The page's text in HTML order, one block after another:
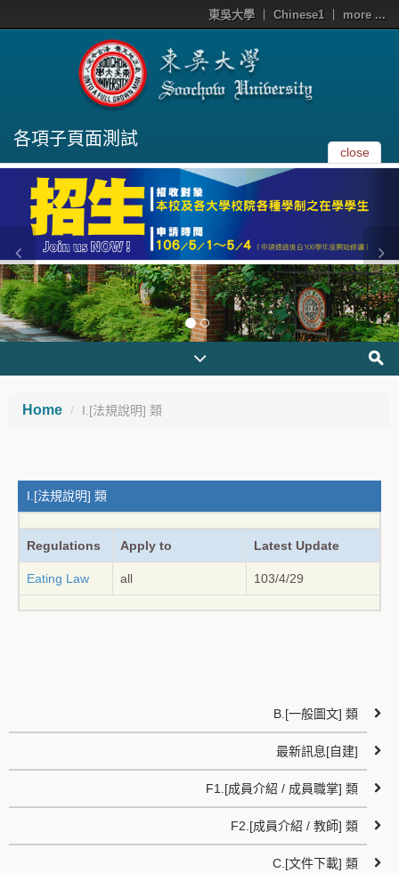
東吳大學 Chinese1 more ...
各項子頁面測試
close
Home I.[法規說明] 類
I.[法規說明] 類
Regulations Apply to Latest Update
Eating Law all 103/4/29
B.[一般圖文] 類
最新訊息[自建]
F1.[成員介紹 / 成員職掌] 類
F2.[成員介紹 / 教師] 類
C.[文件下載] 類